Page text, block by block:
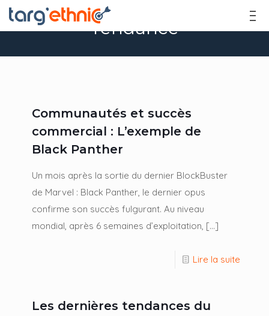
Tendance
Communautés et succès
commercial : L’exemple de
Black Panther
Un mois après la sortie du dernier BlockBuster
de Marvel : Black Panther, le dernier opus
confirme son succès fulgurant. Au niveau
mondial, après 6 semaines d’exploitation, […]
Lire la suite
Les dernières tendances du